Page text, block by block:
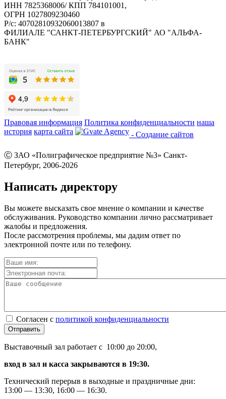
ИНН 7825368006/ КПП 784101001,
ОГРН 1027809230460
Р/с: 40702810932060013807 в
ФИЛИАЛЕ "САНКТ-ПЕТЕРБУРГСКИЙ" АО "АЛЬФА-
БАНК"
Правовая информация Политика конфиденциальности наша
история карта сайта - Создание сайтов
Ⓒ ЗАО «Полиграфическое предприятие №3» Санкт-
Петербург, 2006-2026
Написать директору
Вы можете высказать свое мнение о компании и качестве
обслуживания. Руководство компании лично рассматривает
жалобы и предложения.
После рассмотрения проблемы, мы дадим ответ по
электронной почте или по телефону.
Согласен с политикой конфиденциальности
Отправить
Выставочный зал работает с 10:00 до 20:00,
вход в зал и касса закрываются в 19:30.
Технический перерыв в выходные и праздничные дни:
13:00 — 13:30, 16:00 — 16:30.